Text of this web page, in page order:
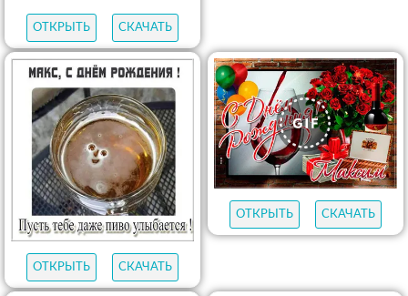
ОТКРЫТЬ СКАЧАТЬ
ОТКРЫТЬ СКАЧАТЬ
ОТКРЫТЬ СКАЧАТЬ